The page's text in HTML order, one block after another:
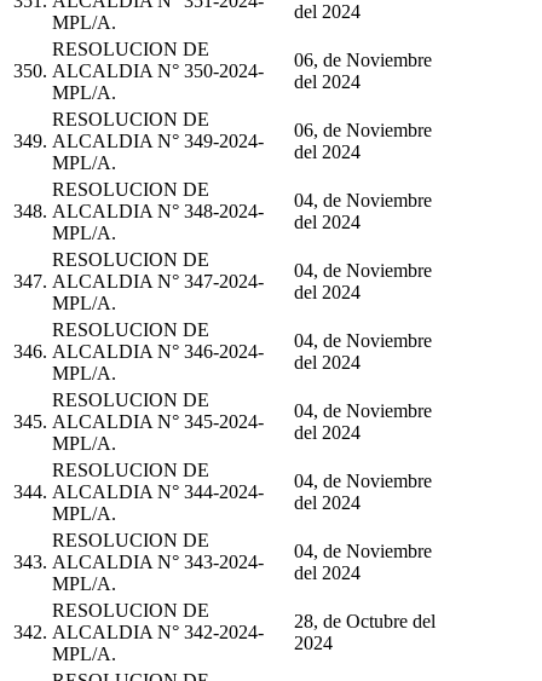
MPL/A.
del 2024
350.
RESOLUCION DE
ALCALDIA N° 350-2024-
MPL/A.
06, de Noviembre
del 2024
349.
RESOLUCION DE
ALCALDIA N° 349-2024-
MPL/A.
06, de Noviembre
del 2024
348.
RESOLUCION DE
ALCALDIA N° 348-2024-
MPL/A.
04, de Noviembre
del 2024
347.
RESOLUCION DE
ALCALDIA N° 347-2024-
MPL/A.
04, de Noviembre
del 2024
346.
RESOLUCION DE
ALCALDIA N° 346-2024-
MPL/A.
04, de Noviembre
del 2024
345.
RESOLUCION DE
ALCALDIA N° 345-2024-
MPL/A.
04, de Noviembre
del 2024
344.
RESOLUCION DE
ALCALDIA N° 344-2024-
MPL/A.
04, de Noviembre
del 2024
343.
RESOLUCION DE
ALCALDIA N° 343-2024-
MPL/A.
04, de Noviembre
del 2024
342.
RESOLUCION DE
ALCALDIA N° 342-2024-
MPL/A.
28, de Octubre del
2024